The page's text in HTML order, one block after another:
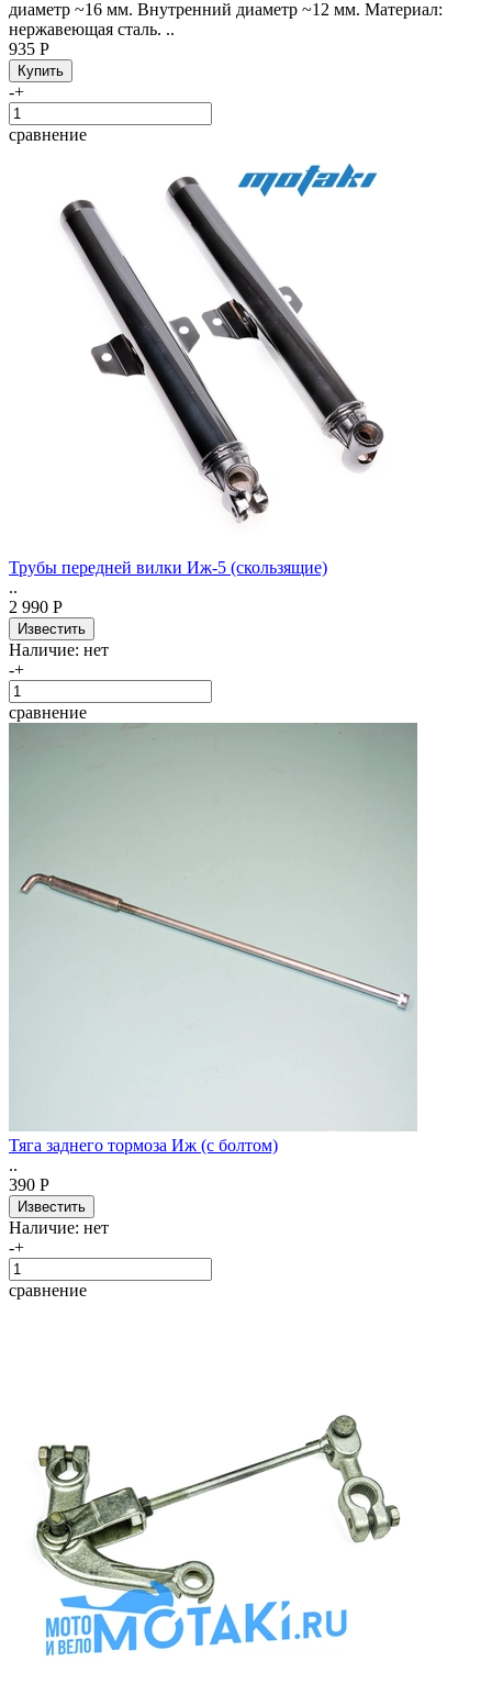
диаметр ~16 мм. Внутренний диаметр ~12 мм. Материал:
нержавеющая сталь. ..
935 Р
-+
сравнение
Трубы передней вилки Иж-5 (скользящие)
..
2 990 Р
Наличие: нет
-+
сравнение
Тяга заднего тормоза Иж (с болтом)
..
390 Р
Наличие: нет
-+
сравнение